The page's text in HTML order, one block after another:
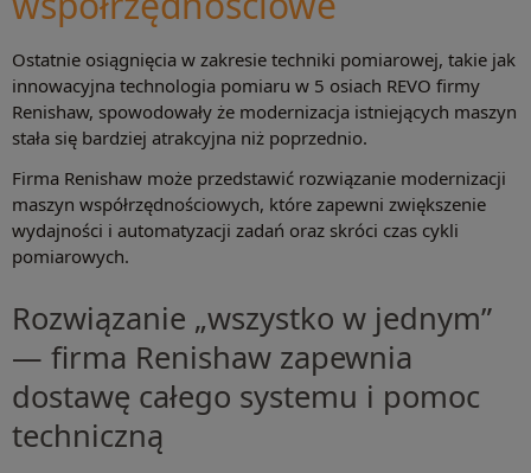
Ostatnie osiągnięcia w zakresie techniki pomiarowej, takie jak
innowacyjna technologia pomiaru w 5 osiach REVO firmy
Renishaw, spowodowały że modernizacja istniejących maszyn
stała się bardziej atrakcyjna niż poprzednio.
Firma Renishaw może przedstawić rozwiązanie modernizacji
maszyn współrzędnościowych, które zapewni zwiększenie
wydajności i automatyzacji zadań oraz skróci czas cykli
pomiarowych.
Rozwiązanie „wszystko w jednym”
— firma Renishaw zapewnia
dostawę całego systemu i pomoc
techniczną